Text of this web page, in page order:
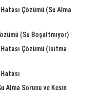
Çözümü (Su Alma
(Su Boşaltmıyor)
Çözümü (Isıtma
Alma Sorunu ve Kesin